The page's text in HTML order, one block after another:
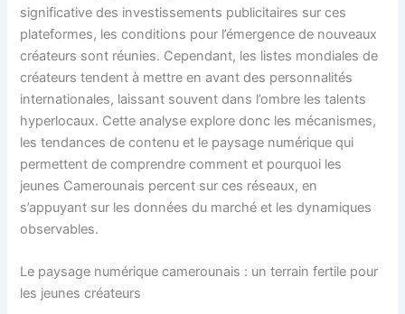
significative des investissements publicitaires sur ces
plateformes, les conditions pour l’émergence de nouveaux
créateurs sont réunies. Cependant, les listes mondiales de
créateurs tendent à mettre en avant des personnalités
internationales, laissant souvent dans l’ombre les talents
hyperlocaux. Cette analyse explore donc les mécanismes,
les tendances de contenu et le paysage numérique qui
permettent de comprendre comment et pourquoi les
jeunes Camerounais percent sur ces réseaux, en
s’appuyant sur les données du marché et les dynamiques
observables.
Le paysage numérique camerounais : un terrain fertile pour
les jeunes créateurs